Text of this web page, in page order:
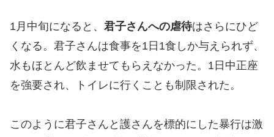
1月中旬になると、 君子さんへの虐待はさらにひど
くなる。君子さんは食事を1日1食しか与えられず、
水もほとんど飲ませてもらえなかった。1日中正座
を強要され、トイレに行くことも制限された。
このように君子さんと護さんを標的にした暴行は激